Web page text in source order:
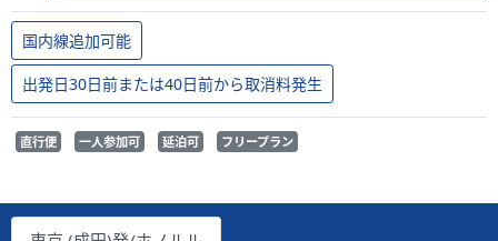
国内線追加可能
出発日30日前または40日前から取消料発生
直行便 一人参加可 延泊可 フリープラン